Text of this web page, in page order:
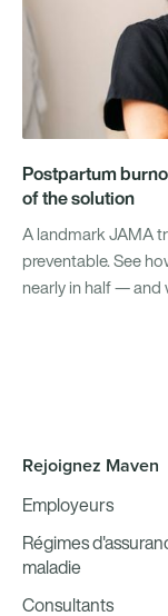
Postpartum
of the solution
A landmark JAMA
preventable. See
nearly in half — and
Rejoignez Maven
Employeurs
Régimes
maladie
Consultants